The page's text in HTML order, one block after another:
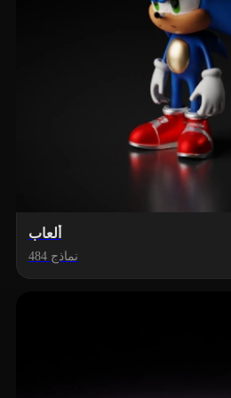
ألعاب
484 نماذج